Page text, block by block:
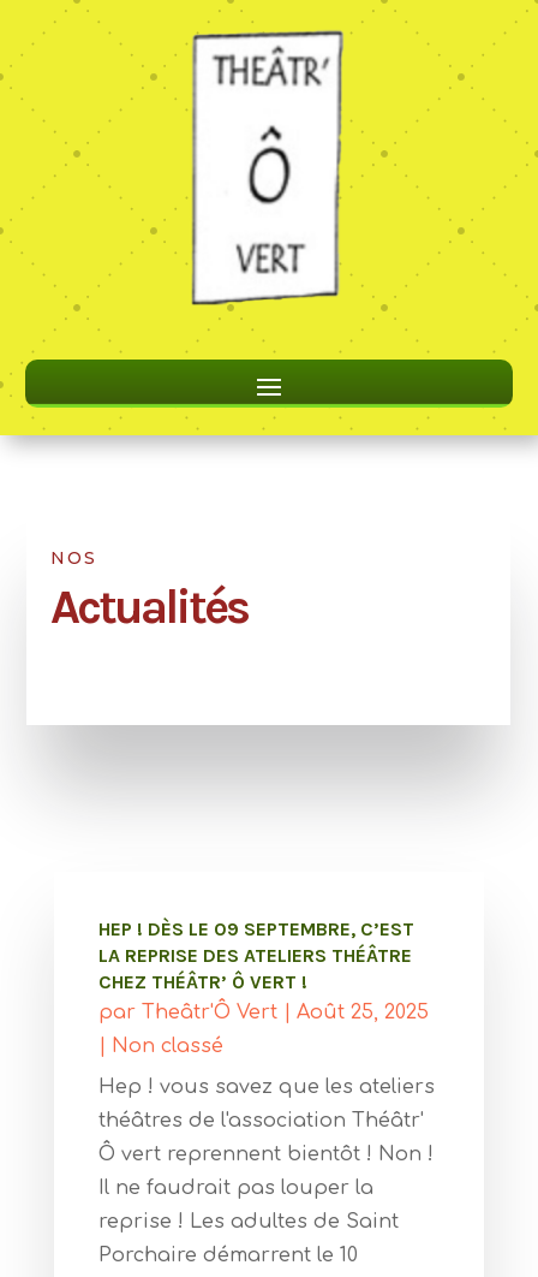
NOS
Actualités
HEP ! DÈS LE 09 SEPTEMBRE, C’EST
LA REPRISE DES ATELIERS THÉÂTRE
CHEZ THÉÂTR’ Ô VERT !
par Theâtr'Ô Vert| Août 25, 2025
Non classé
Hep ! vous savez que les ateliers
théâtres de l'association Théâtr'
Ô vert reprennent bientôt ! Non !
Il ne faudrait pas louper la
reprise ! Les adultes de Saint
Porchaire démarrent le 10